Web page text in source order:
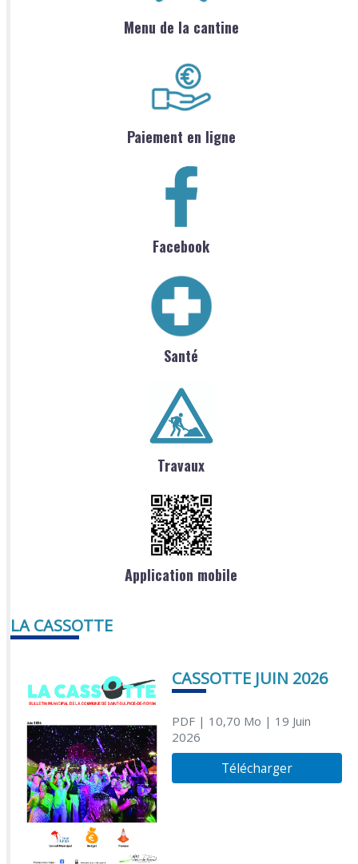
Menu de la cantine
Paiement en ligne
Facebook
Santé
Travaux
Application mobile
LA CASSOTTE
CASSOTTE JUIN 2026
PDF| 10,70 Mo | 19 Juin
2026
Télécharger